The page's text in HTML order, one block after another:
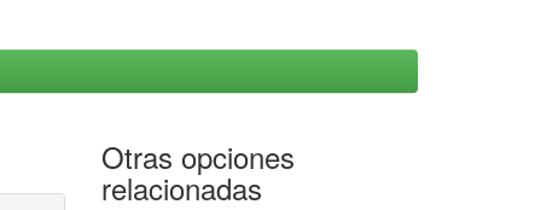
Otras opciones
relacionadas